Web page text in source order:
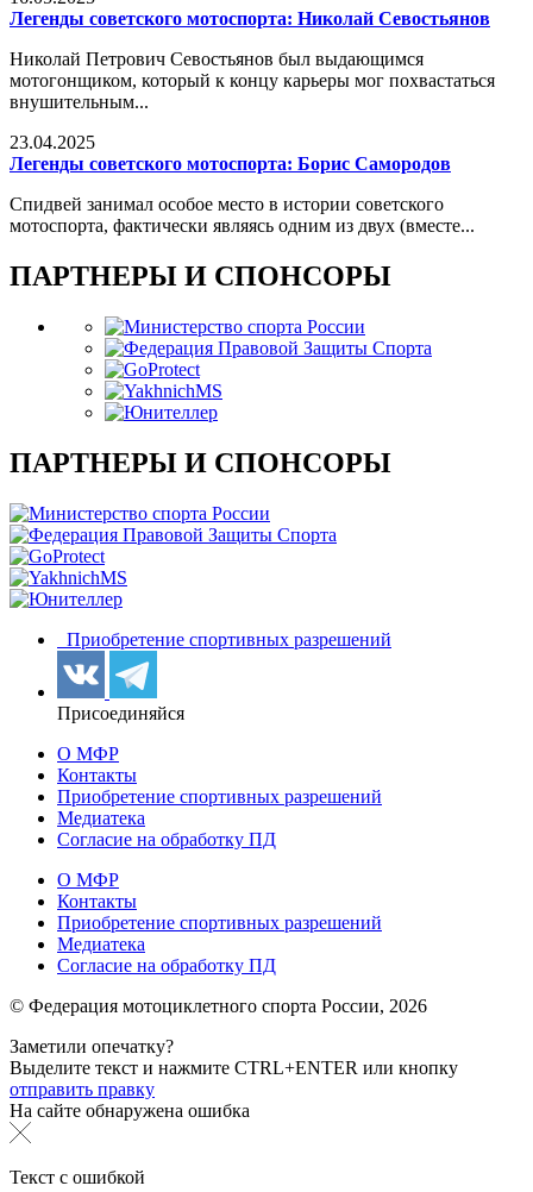
Легенды советского мотоспорта: Николай Севостьянов
Николай Петрович Севостьянов был выдающимся
мотогонщиком, который к концу карьеры мог похвастаться
внушительным...
23.04.2025
Легенды советского мотоспорта: Борис Самородов
Спидвей занимал особое место в истории советского
мотоспорта, фактически являясь одним из двух (вместе...
ПАРТНЕРЫ И СПОНСОРЫ
ПАРТНЕРЫ И СПОНСОРЫ
Приобретение спортивных разрешений
Присоединяйся
О МФР
Контакты
Приобретение спортивных разрешений
Медиатека
Согласие на обработку ПД
О МФР
Контакты
Приобретение спортивных разрешений
Медиатека
Согласие на обработку ПД
© Федерация мотоциклетного спорта России, 2026
Заметили опечатку?
Выделите текст и нажмите CTRL+ENTER или кнопку
отправить правку
На сайте обнаружена ошибка
Текст с ошибкой